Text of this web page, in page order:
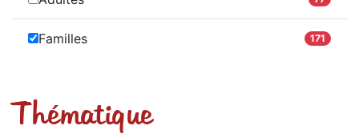
Familles 171
Thématique